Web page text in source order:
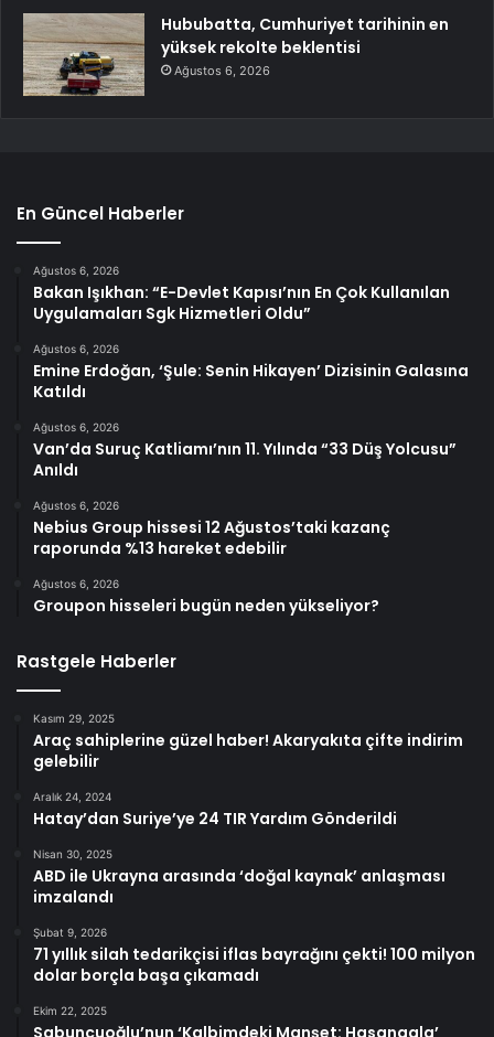
Hububatta, Cumhuriyet tarihinin en
yüksek rekolte beklentisi
Ağustos 6, 2026
En Güncel Haberler
Ağustos 6, 2026
Bakan Işıkhan: “E-Devlet Kapısı’nın En Çok Kullanılan
Uygulamaları Sgk Hizmetleri Oldu”
Ağustos 6, 2026
Emine Erdoğan, ‘Şule: Senin Hikayen’ Dizisinin Galasına
Katıldı
Ağustos 6, 2026
Van’da Suruç Katliamı’nın 11. Yılında “33 Düş Yolcusu”
Anıldı
Ağustos 6, 2026
Nebius Group hissesi 12 Ağustos’taki kazanç
raporunda %13 hareket edebilir
Ağustos 6, 2026
Groupon hisseleri bugün neden yükseliyor?
Rastgele Haberler
Kasım 29, 2025
Araç sahiplerine güzel haber! Akaryakıta çifte indirim
gelebilir
Aralık 24, 2024
Hatay’dan Suriye’ye 24 TIR Yardım Gönderildi
Nisan 30, 2025
ABD ile Ukrayna arasında ‘doğal kaynak’ anlaşması
imzalandı
Şubat 9, 2026
71 yıllık silah tedarikçisi iflas bayrağını çekti! 100 milyon
dolar borçla başa çıkamadı
Ekim 22, 2025